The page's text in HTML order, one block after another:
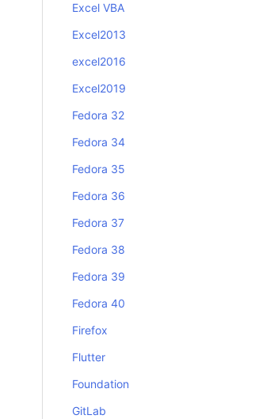
Excel VBA
Excel2013
excel2016
Excel2019
Fedora 32
Fedora 34
Fedora 35
Fedora 36
Fedora 37
Fedora 38
Fedora 39
Fedora 40
Firefox
Flutter
Foundation
GitLab